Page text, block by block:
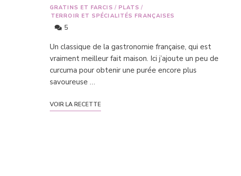
GRATINS ET FARCIS / PLATS /
TERROIR ET SPÉCIALITÉS FRANÇAISES
5
Un classique de la gastronomie française, qui est
vraiment meilleur fait maison. Ici j’ajoute un peu de
curcuma pour obtenir une purée encore plus
savoureuse …
VOIR LA RECETTE